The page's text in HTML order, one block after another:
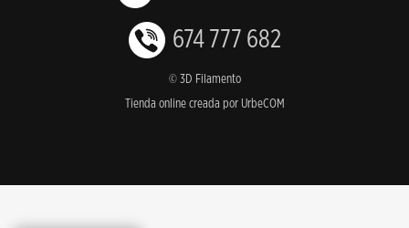
674 777 682
© 3D Filamento
Tienda online creada por UrbeCOM